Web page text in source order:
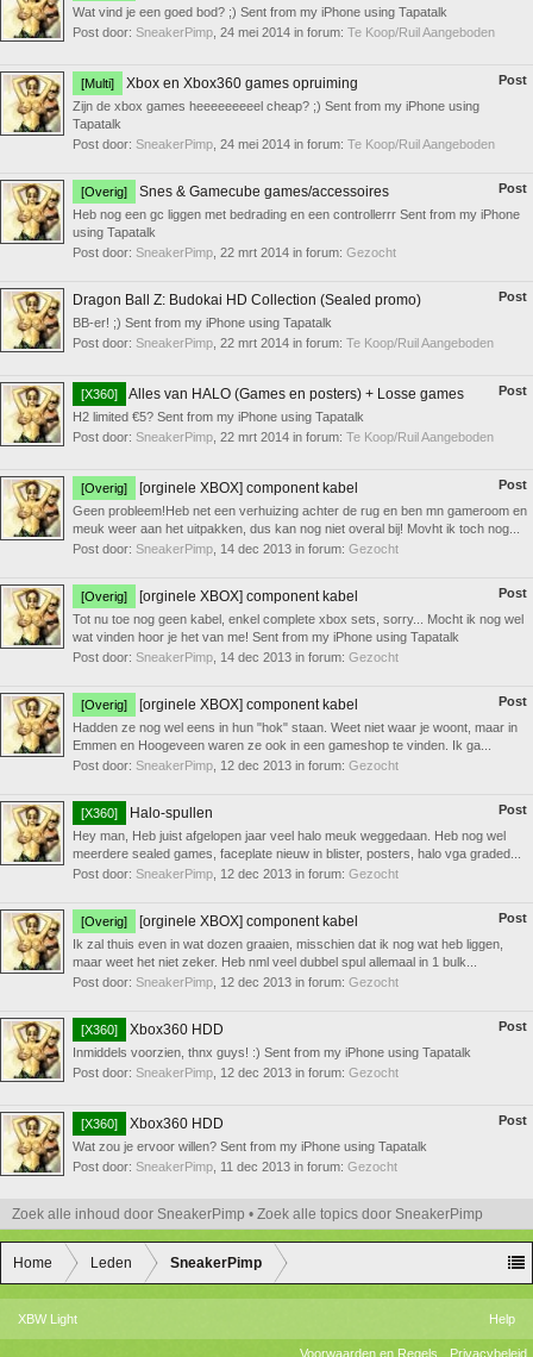
Wat vind je een goed bod? ;) Sent from my iPhone using Tapatalk
Post door: SneakerPimp 24 mei 2014 in forum: Te Koop/Ruil Aangeboden
Post
[Multi] Xbox en Xbox360 games opruiming
Zijn de xbox games heeeeeeeeel cheap? ;) Sent from my iPhone using
Tapatalk
Post door: SneakerPimp 24 mei 2014 in forum: Te Koop/Ruil Aangeboden
Post
[Overig] Snes & Gamecube games/accessoires
Heb nog een gc liggen met bedrading en een controllerrr Sent from my iPhone
using Tapatalk
Post door: SneakerPimp 22 mrt 2014 in forum: Gezocht
Post
Dragon Ball Z: Budokai HD Collection (Sealed promo)
BB-er! ;) Sent from my iPhone using Tapatalk
Post door: SneakerPimp 22 mrt 2014 in forum: Te Koop/Ruil Aangeboden
Post
[X360] Alles van HALO (Games en posters) + Losse games
H2 limited €5? Sent from my iPhone using Tapatalk
Post door: SneakerPimp 22 mrt 2014 in forum: Te Koop/Ruil Aangeboden
Post
[Overig] [orginele XBOX] component kabel
Geen probleem!Heb net een verhuizing achter de rug en ben mn gameroom en
meuk weer aan het uitpakken, dus kan nog niet overal bij! Movht ik toch nog...
Post door: SneakerPimp 14 dec 2013 in forum: Gezocht
Post
[Overig] [orginele XBOX] component kabel
Tot nu toe nog geen kabel, enkel complete xbox sets, sorry... Mocht ik nog wel
wat vinden hoor je het van me! Sent from my iPhone using Tapatalk
Post door: SneakerPimp 14 dec 2013 in forum: Gezocht
Post
[Overig] [orginele XBOX] component kabel
Hadden ze nog wel eens in hun "hok" staan. Weet niet waar je woont, maar in
Emmen en Hoogeveen waren ze ook in een gameshop te vinden. Ik ga...
Post door: SneakerPimp 12 dec 2013 in forum: Gezocht
Post
[X360] Halo-spullen
Hey man, Heb juist afgelopen jaar veel halo meuk weggedaan. Heb nog wel
meerdere sealed games, faceplate nieuw in blister, posters, halo vga graded...
Post door: SneakerPimp 12 dec 2013 in forum: Gezocht
Post
[Overig] [orginele XBOX] component kabel
Ik zal thuis even in wat dozen graaien, misschien dat ik nog wat heb liggen,
maar weet het niet zeker. Heb nml veel dubbel spul allemaal in 1 bulk...
Post door: SneakerPimp 12 dec 2013 in forum: Gezocht
Post
[X360] Xbox360 HDD
Inmiddels voorzien, thnx guys! :) Sent from my iPhone using Tapatalk
Post door: SneakerPimp 12 dec 2013 in forum: Gezocht
Post
[X360] Xbox360 HDD
Wat zou je ervoor willen? Sent from my iPhone using Tapatalk
Post door: SneakerPimp 11 dec 2013 in forum: Gezocht
Zoek alle inhoud door SneakerPimp Zoek alle topics door SneakerPimp
Home Leden SneakerPimp
XBW Light Help
Voorwaarden en Regels Privacybeleid